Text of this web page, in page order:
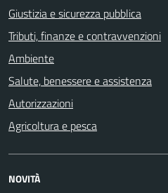
Giustizia e sicurezza pubblica
Tributi, finanze e contravvenzioni
Ambiente
Salute, benessere e assistenza
Autorizzazioni
Agricoltura e pesca
NOVITÀ